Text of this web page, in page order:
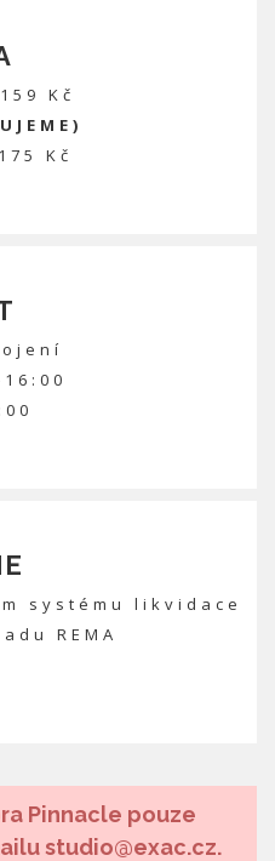
Kč
Kč
systému likvidace
REMA
Pinnacle pouze
studio@exac.cz.